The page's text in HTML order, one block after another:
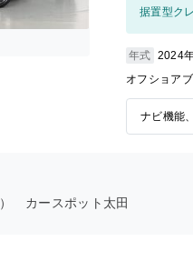
据置型ク
年式 2024
オフショア
ナビ機能
カースポット太田